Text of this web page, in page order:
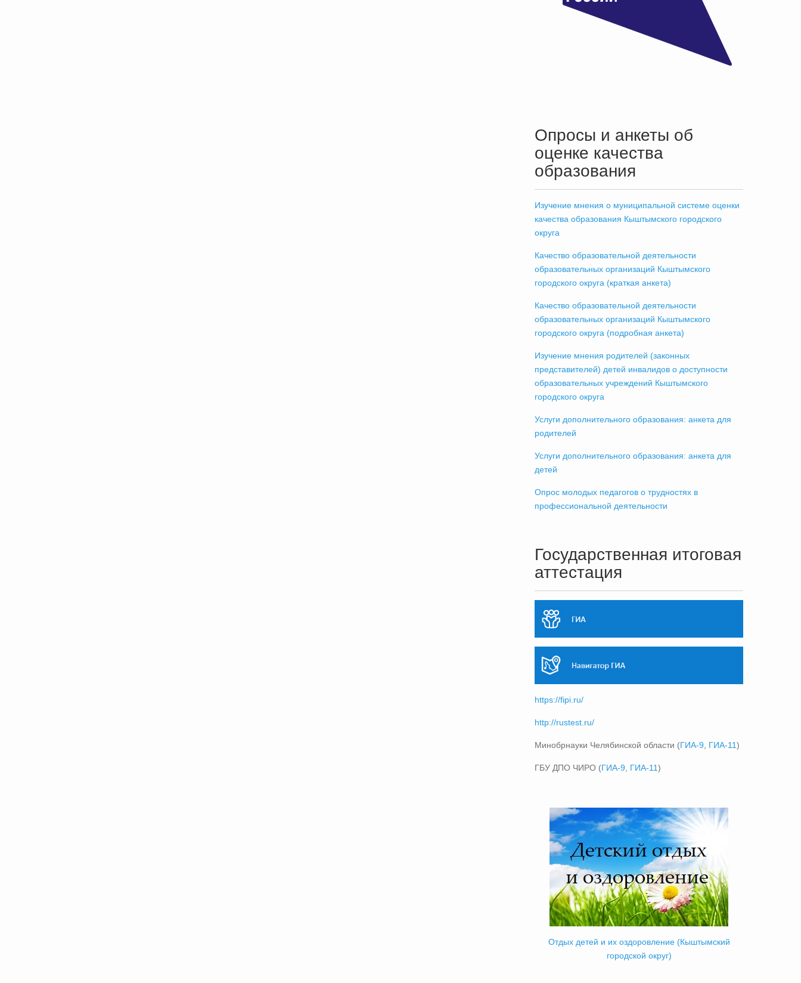
Опросы и анкеты об
оценке качества
образования
Изучение мнения о муниципальной системе оценки
качества образования Кыштымского городского
округа
Качество образовательной деятельности
образовательных организаций Кыштымского
городского округа (краткая анкета)
Качество образовательной деятельности
образовательных организаций Кыштымского
городского округа (подробная анкета)
Изучение мнения родителей (законных
представителей) детей инвалидов о доступности
образовательных учреждений Кыштымского
городского округа
Услуги дополнительного образования: анкета для
родителей
Услуги дополнительного образования: анкета для
детей
Опрос молодых педагогов о трудностях в
профессиональной деятельности
Государственная итоговая
аттестация
https://fipi.ru/
http://rustest.ru/
Минобрнауки Челябинской области (ГИА-9 ГИА-11)
ГБУ ДПО ЧИРО (ГИА-9 ГИА-11)
Отдых детей и их оздоровление (Кыштымский
городской округ)